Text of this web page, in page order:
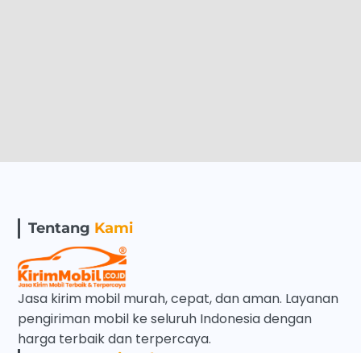
Tentang Kami
Jasa kirim mobil murah, cepat, dan aman. Layanan
pengiriman mobil ke seluruh Indonesia dengan
harga terbaik dan terpercaya.